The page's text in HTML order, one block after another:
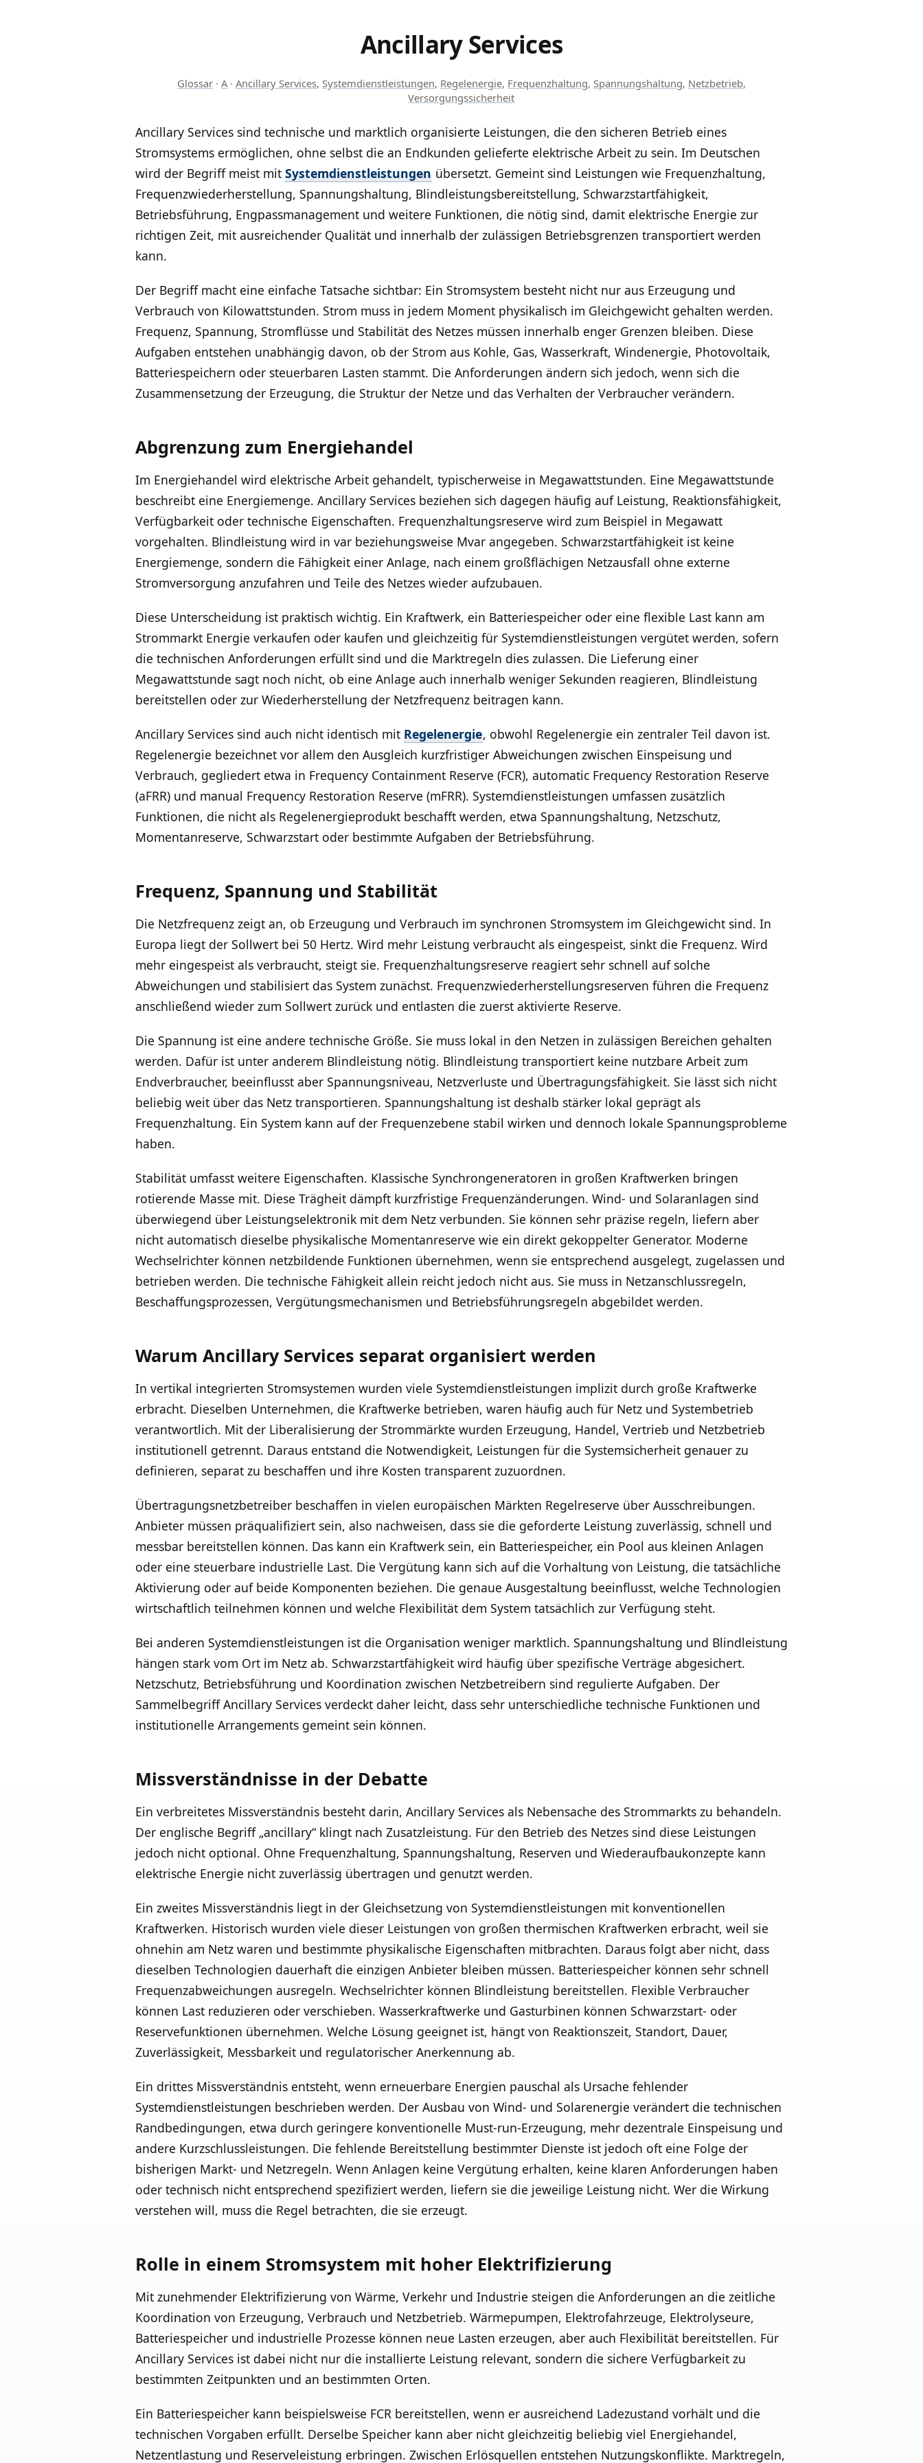
Ancillary Services
Glossar· A· Ancillary Services, Systemdienstleistungen, Regelenergie, Frequenzhaltung, Spannungshaltung, Netzbetrieb,
Versorgungssicherheit
Ancillary Services sind technische und marktlich organisierte Leistungen, die den sicheren Betrieb eines
Stromsystems ermöglichen, ohne selbst die an Endkunden gelieferte elektrische Arbeit zu sein. Im Deutschen
wird der Begriff meist mit Systemdienstleistungen übersetzt. Gemeint sind Leistungen wie Frequenzhaltung,
Frequenzwiederherstellung, Spannungshaltung, Blindleistungsbereitstellung, Schwarzstartfähigkeit,
Betriebsführung, Engpassmanagement und weitere Funktionen, die nötig sind, damit elektrische Energie zur
richtigen Zeit, mit ausreichender Qualität und innerhalb der zulässigen Betriebsgrenzen transportiert werden
kann.
Der Begriff macht eine einfache Tatsache sichtbar: Ein Stromsystem besteht nicht nur aus Erzeugung und
Verbrauch von Kilowattstunden. Strom muss in jedem Moment physikalisch im Gleichgewicht gehalten werden.
Frequenz, Spannung, Stromflüsse und Stabilität des Netzes müssen innerhalb enger Grenzen bleiben. Diese
Aufgaben entstehen unabhängig davon, ob der Strom aus Kohle, Gas, Wasserkraft, Windenergie, Photovoltaik,
Batteriespeichern oder steuerbaren Lasten stammt. Die Anforderungen ändern sich jedoch, wenn sich die
Zusammensetzung der Erzeugung, die Struktur der Netze und das Verhalten der Verbraucher verändern.
Abgrenzung zum Energiehandel
Im Energiehandel wird elektrische Arbeit gehandelt, typischerweise in Megawattstunden. Eine Megawattstunde
beschreibt eine Energiemenge. Ancillary Services beziehen sich dagegen häufig auf Leistung, Reaktionsfähigkeit,
Verfügbarkeit oder technische Eigenschaften. Frequenzhaltungsreserve wird zum Beispiel in Megawatt
vorgehalten. Blindleistung wird in var beziehungsweise Mvar angegeben. Schwarzstartfähigkeit ist keine
Energiemenge, sondern die Fähigkeit einer Anlage, nach einem großflächigen Netzausfall ohne externe
Stromversorgung anzufahren und Teile des Netzes wieder aufzubauen.
Diese Unterscheidung ist praktisch wichtig. Ein Kraftwerk, ein Batteriespeicher oder eine flexible Last kann am
Strommarkt Energie verkaufen oder kaufen und gleichzeitig für Systemdienstleistungen vergütet werden, sofern
die technischen Anforderungen erfüllt sind und die Marktregeln dies zulassen. Die Lieferung einer
Megawattstunde sagt noch nicht, ob eine Anlage auch innerhalb weniger Sekunden reagieren, Blindleistung
bereitstellen oder zur Wiederherstellung der Netzfrequenz beitragen kann.
Ancillary Services sind auch nicht identisch mit Regelenergie, obwohl Regelenergie ein zentraler Teil davon ist.
Regelenergie bezeichnet vor allem den Ausgleich kurzfristiger Abweichungen zwischen Einspeisung und
Verbrauch, gegliedert etwa in Frequency Containment Reserve (FCR), automatic Frequency Restoration Reserve
(aFRR) und manual Frequency Restoration Reserve (mFRR). Systemdienstleistungen umfassen zusätzlich
Funktionen, die nicht als Regelenergieprodukt beschafft werden, etwa Spannungshaltung, Netzschutz,
Momentanreserve, Schwarzstart oder bestimmte Aufgaben der Betriebsführung.
Frequenz, Spannung und Stabilität
Die Netzfrequenz zeigt an, ob Erzeugung und Verbrauch im synchronen Stromsystem im Gleichgewicht sind. In
Europa liegt der Sollwert bei 50 Hertz. Wird mehr Leistung verbraucht als eingespeist, sinkt die Frequenz. Wird
mehr eingespeist als verbraucht, steigt sie. Frequenzhaltungsreserve reagiert sehr schnell auf solche
Abweichungen und stabilisiert das System zunächst. Frequenzwiederherstellungsreserven führen die Frequenz
anschließend wieder zum Sollwert zurück und entlasten die zuerst aktivierte Reserve.
Die Spannung ist eine andere technische Größe. Sie muss lokal in den Netzen in zulässigen Bereichen gehalten
werden. Dafür ist unter anderem Blindleistung nötig. Blindleistung transportiert keine nutzbare Arbeit zum
Endverbraucher, beeinflusst aber Spannungsniveau, Netzverluste und Übertragungsfähigkeit. Sie lässt sich nicht
beliebig weit über das Netz transportieren. Spannungshaltung ist deshalb stärker lokal geprägt als
Frequenzhaltung. Ein System kann auf der Frequenzebene stabil wirken und dennoch lokale Spannungsprobleme
haben.
Stabilität umfasst weitere Eigenschaften. Klassische Synchrongeneratoren in großen Kraftwerken bringen
rotierende Masse mit. Diese Trägheit dämpft kurzfristige Frequenzänderungen. Wind- und Solaranlagen sind
überwiegend über Leistungselektronik mit dem Netz verbunden. Sie können sehr präzise regeln, liefern aber
nicht automatisch dieselbe physikalische Momentanreserve wie ein direkt gekoppelter Generator. Moderne
Wechselrichter können netzbildende Funktionen übernehmen, wenn sie entsprechend ausgelegt, zugelassen und
betrieben werden. Die technische Fähigkeit allein reicht jedoch nicht aus. Sie muss in Netzanschlussregeln,
Beschaffungsprozessen, Vergütungsmechanismen und Betriebsführungsregeln abgebildet werden.
Warum Ancillary Services separat organisiert werden
In vertikal integrierten Stromsystemen wurden viele Systemdienstleistungen implizit durch große Kraftwerke
erbracht. Dieselben Unternehmen, die Kraftwerke betrieben, waren häufig auch für Netz und Systembetrieb
verantwortlich. Mit der Liberalisierung der Strommärkte wurden Erzeugung, Handel, Vertrieb und Netzbetrieb
institutionell getrennt. Daraus entstand die Notwendigkeit, Leistungen für die Systemsicherheit genauer zu
definieren, separat zu beschaffen und ihre Kosten transparent zuzuordnen.
Übertragungsnetzbetreiber beschaffen in vielen europäischen Märkten Regelreserve über Ausschreibungen.
Anbieter müssen präqualifiziert sein, also nachweisen, dass sie die geforderte Leistung zuverlässig, schnell und
messbar bereitstellen können. Das kann ein Kraftwerk sein, ein Batteriespeicher, ein Pool aus kleinen Anlagen
oder eine steuerbare industrielle Last. Die Vergütung kann sich auf die Vorhaltung von Leistung, die tatsächliche
Aktivierung oder auf beide Komponenten beziehen. Die genaue Ausgestaltung beeinflusst, welche Technologien
wirtschaftlich teilnehmen können und welche Flexibilität dem System tatsächlich zur Verfügung steht.
Bei anderen Systemdienstleistungen ist die Organisation weniger marktlich. Spannungshaltung und Blindleistung
hängen stark vom Ort im Netz ab. Schwarzstartfähigkeit wird häufig über spezifische Verträge abgesichert.
Netzschutz, Betriebsführung und Koordination zwischen Netzbetreibern sind regulierte Aufgaben. Der
Sammelbegriff Ancillary Services verdeckt daher leicht, dass sehr unterschiedliche technische Funktionen und
institutionelle Arrangements gemeint sein können.
Missverständnisse in der Debatte
Ein verbreitetes Missverständnis besteht darin, Ancillary Services als Nebensache des Strommarkts zu behandeln.
Der englische Begriff „ancillary“ klingt nach Zusatzleistung. Für den Betrieb des Netzes sind diese Leistungen
jedoch nicht optional. Ohne Frequenzhaltung, Spannungshaltung, Reserven und Wiederaufbaukonzepte kann
elektrische Energie nicht zuverlässig übertragen und genutzt werden.
Ein zweites Missverständnis liegt in der Gleichsetzung von Systemdienstleistungen mit konventionellen
Kraftwerken. Historisch wurden viele dieser Leistungen von großen thermischen Kraftwerken erbracht, weil sie
ohnehin am Netz waren und bestimmte physikalische Eigenschaften mitbrachten. Daraus folgt aber nicht, dass
dieselben Technologien dauerhaft die einzigen Anbieter bleiben müssen. Batteriespeicher können sehr schnell
Frequenzabweichungen ausregeln. Wechselrichter können Blindleistung bereitstellen. Flexible Verbraucher
können Last reduzieren oder verschieben. Wasserkraftwerke und Gasturbinen können Schwarzstart- oder
Reservefunktionen übernehmen. Welche Lösung geeignet ist, hängt von Reaktionszeit, Standort, Dauer,
Zuverlässigkeit, Messbarkeit und regulatorischer Anerkennung ab.
Ein drittes Missverständnis entsteht, wenn erneuerbare Energien pauschal als Ursache fehlender
Systemdienstleistungen beschrieben werden. Der Ausbau von Wind- und Solarenergie verändert die technischen
Randbedingungen, etwa durch geringere konventionelle Must-run-Erzeugung, mehr dezentrale Einspeisung und
andere Kurzschlussleistungen. Die fehlende Bereitstellung bestimmter Dienste ist jedoch oft eine Folge der
bisherigen Markt- und Netzregeln. Wenn Anlagen keine Vergütung erhalten, keine klaren Anforderungen haben
oder technisch nicht entsprechend spezifiziert werden, liefern sie die jeweilige Leistung nicht. Wer die Wirkung
verstehen will, muss die Regel betrachten, die sie erzeugt.
Rolle in einem Stromsystem mit hoher Elektrifizierung
Mit zunehmender Elektrifizierung von Wärme, Verkehr und Industrie steigen die Anforderungen an die zeitliche
Koordination von Erzeugung, Verbrauch und Netzbetrieb. Wärmepumpen, Elektrofahrzeuge, Elektrolyseure,
Batteriespeicher und industrielle Prozesse können neue Lasten erzeugen, aber auch Flexibilität bereitstellen. Für
Ancillary Services ist dabei nicht nur die installierte Leistung relevant, sondern die sichere Verfügbarkeit zu
bestimmten Zeitpunkten und an bestimmten Orten.
Ein Batteriespeicher kann beispielsweise FCR bereitstellen, wenn er ausreichend Ladezustand vorhält und die
technischen Vorgaben erfüllt. Derselbe Speicher kann aber nicht gleichzeitig beliebig viel Energiehandel,
Netzentlastung und Reserveleistung erbringen. Zwischen Erlösquellen entstehen Nutzungskonflikte. Marktregeln,